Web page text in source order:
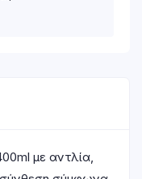
με αντλία,